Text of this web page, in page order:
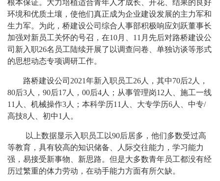
根本保证。大力培植适合青年人才成长、开花、结果的良好
环境和优质土壤，使他们真正成为企业建设发展的主力军和
生力军。为此，桥建设公司综合人事部积极响应刘跃董事长
加强对新员工关怀的号召，在10月、11月先后对路桥建设公
司新入职26名员工陆续开展了以调查问卷、单独访谈等形式
的思想动态专项调研工作。
路桥建设公司 2021年新入职员工26人，其中70后2人，
80后3人，90后17人，00后4人；从事管理岗12人、施工一线
11人、机械操作3人；本科学历11人、大专学历6人、中专/
高技8人、初中1人。
以上数据显示入职员工以90后居多，他们多数受过高
等教育，具有较高的知识储备、人际交往能力，学习能力
强，易接受新事物、新思路。但是大多数青年员工都没有经
历过繁重的体力劳动，在动手能力方面有所欠缺。